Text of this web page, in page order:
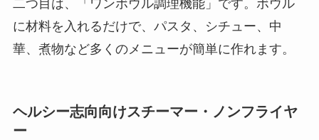
二つ目は、「ワンボウル調理機能」です。ボウル
に材料を入れるだけで、パスタ、シチュー、中
華、煮物など多くのメニューが簡単に作れます。
ヘルシー志向向けスチーマー・ノンフライヤ
ー